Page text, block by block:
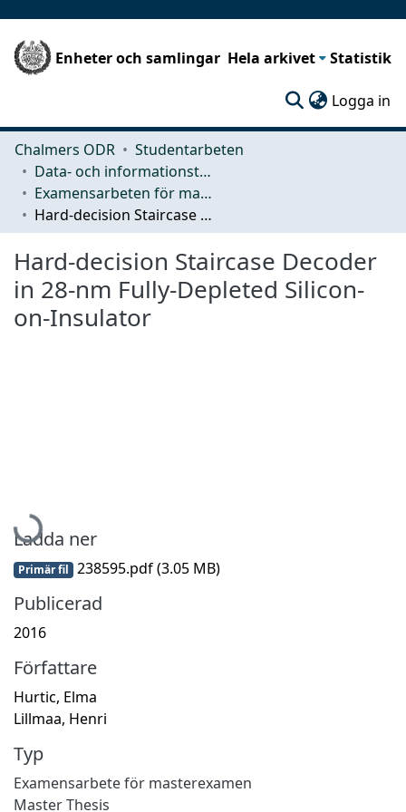
Enheter och samlingar Hela arkivet Statistik
Logga in
Chalmers ODR
Studentarbeten
Data- och informationsteknik (CSE)
Examensarbeten för masterexamen
Hard-decision Staircase Decoder in 28-nm Fully-Depleted Silicon-on-Insulator
Hard-decision Staircase Decoder
in 28-nm Fully-Depleted Silicon-
on-Insulator
Hämtar...
Ladda ner
Primär fil 238595.pdf(3.05 MB)
Publicerad
2016
Författare
Hurtic, Elma
Lillmaa, Henri
Typ
Examensarbete för masterexamen
Master Thesis